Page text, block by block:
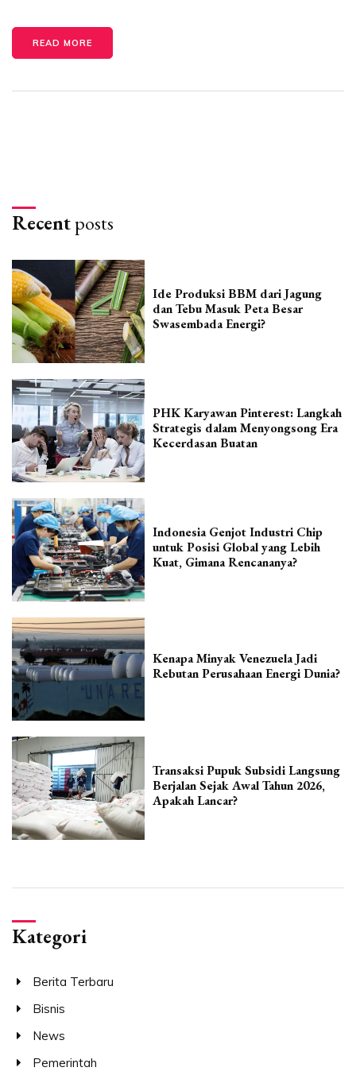
READ MORE
Recentposts
Ide Produksi BBM dari Jagung
dan Tebu Masuk Peta Besar
Swasembada Energi?
PHK Karyawan Pinterest: Langkah
Strategis dalam Menyongsong Era
Kecerdasan Buatan
Indonesia Genjot Industri Chip
untuk Posisi Global yang Lebih
Kuat, Gimana Rencananya?
Kenapa Minyak Venezuela Jadi
Rebutan Perusahaan Energi Dunia?
Transaksi Pupuk Subsidi Langsung
Berjalan Sejak Awal Tahun 2026,
Apakah Lancar?
Kategori
Berita Terbaru
Bisnis
News
Pemerintah